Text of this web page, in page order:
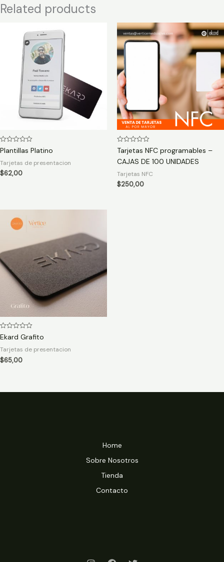
Related products
Rated
0
out
of
5
Plantillas Platino
Tarjetas de presentacion
$62,00
Rated
0
out
of
5
Tarjetas NFC programables –
CAJAS DE 100 UNIDADES
Tarjetas NFC
$250,00
Rated
0
out
of
5
Ekard Grafito
Tarjetas de presentacion
$65,00
Home
Sobre Nosotros
Tienda
Contacto